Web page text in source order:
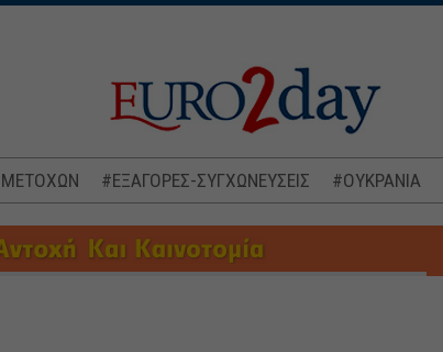
ΜΕΤΟΧΩΝ #ΕΞΑΓΟΡΕΣ-ΣΥΓΧΩΝΕΥΣΕΙΣ #ΟΥΚΡΑΝΙΑ